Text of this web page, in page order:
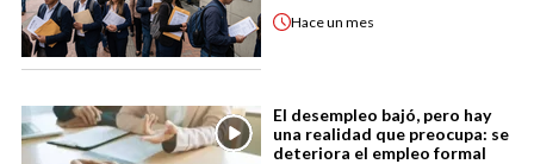
Haceun mes
El desempleo bajó, pero hay
una realidad que preocupa: se
deteriora el empleo formal